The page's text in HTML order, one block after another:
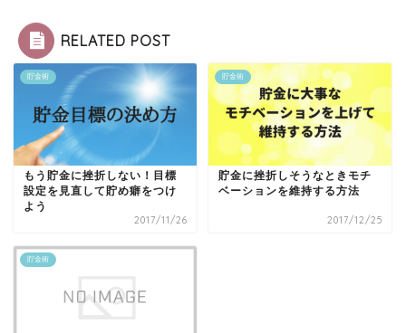
RELATED POST
貯金術
もう貯金に挫折しない！目標
設定を見直して貯め癖をつけ
よう
2017/11/26
貯金術
貯金に挫折しそうなときモチ
ベーションを維持する方法
2017/12/25
貯金術